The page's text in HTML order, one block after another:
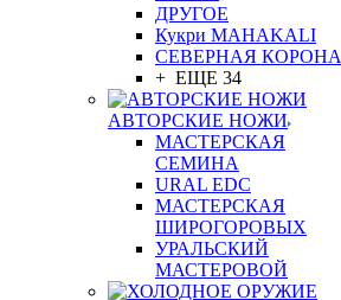
ДРУГОЕ
Кукри MAHAKALI
СЕВЕРНАЯ КОРОНА
+ ЕЩЕ 34
АВТОРСКИЕ НОЖИ
МАСТЕРСКАЯ
СЕМИНА
URAL EDC
МАСТЕРСКАЯ
ШИРОГОРОВЫХ
УРАЛЬСКИЙ
МАСТЕРОВОЙ